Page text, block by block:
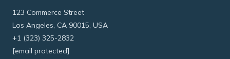
123 Commerce Street
Los Angeles, CA 90015, USA
+1 (323) 325-2832
[email protected]